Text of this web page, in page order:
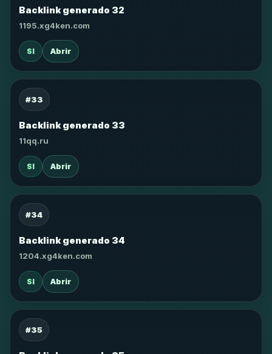
Backlink generado 32
1195.xg4ken.com
SI Abrir
#33
Backlink generado 33
11qq.ru
SI Abrir
#34
Backlink generado 34
1204.xg4ken.com
SI Abrir
#35